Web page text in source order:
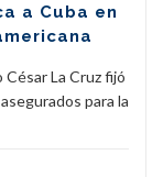
a Cuba en
La Cruz fijó
para la